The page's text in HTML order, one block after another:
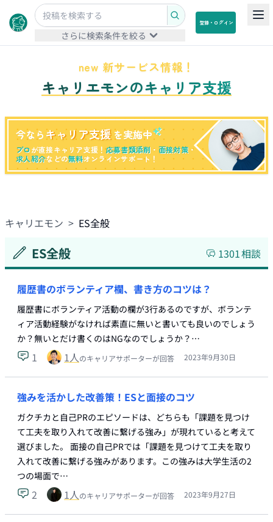
さらに検索条件を絞る
登録・ログイン
new 新サービス情報！
キャリエモンのキャリア支援
今なら キャリア支援 を実施中
プロが直接キャリア支援！応募書類添削 ・ 面接対策・
求人紹介などの無料オンラインサポート！
キャリエモン > ES全般
ES全般 1301相談
履歴書のボランティア欄、書き方のコツは？
履歴書にボランティア活動の欄が3行あるのですが、ボランテ
ィア活動経験がなければ素直に無いと書いても良いのでしょう
か？無いとだけ書くのはNGなのでしょうか？…
1 1人のキャリアサポーターが回答 2023年9月30日
強みを活かした改善策！ESと面接のコツ
ガクチカと自己PRのエピソードは、どちらも「課題を見つけ
て工夫を取り入れて改善に繋げる強み」が現れていると考えて
選びました。 面接の自己PRでは「課題を見つけて工夫を取り
入れて改善に繋げる強みがあります。この強みは大学生活の2
つの場面で…
2 1人のキャリアサポーターが回答 2023年9月27日